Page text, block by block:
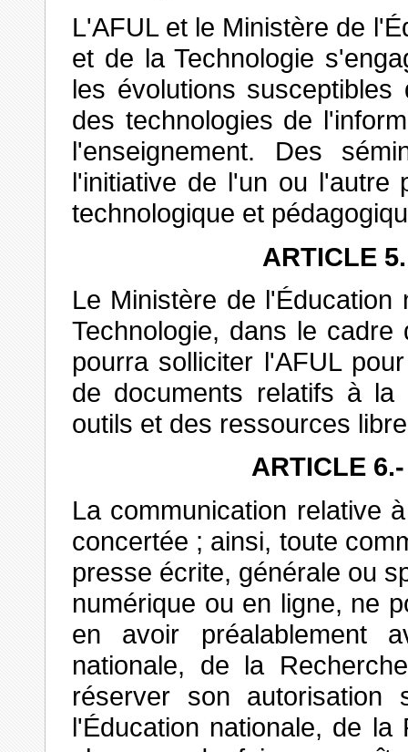
L'AFUL et le Ministère de
et de la Technologie
les évolutions
des technologies de
l'enseignement. Des
l'initiative de l'un ou l'autre
technologique et
ARTICLE
Le Ministère de
Technologie, dans le
pourra solliciter l'AFUL
de documents relatifs à la
outils et des ressources
ARTICLE
La communication relative
concertée ; ainsi, toute
presse écrite, générale ou
numérique ou en ligne, ne
en avoir préalablement
nationale, de la
réserver son
l'Éducation nationale, de